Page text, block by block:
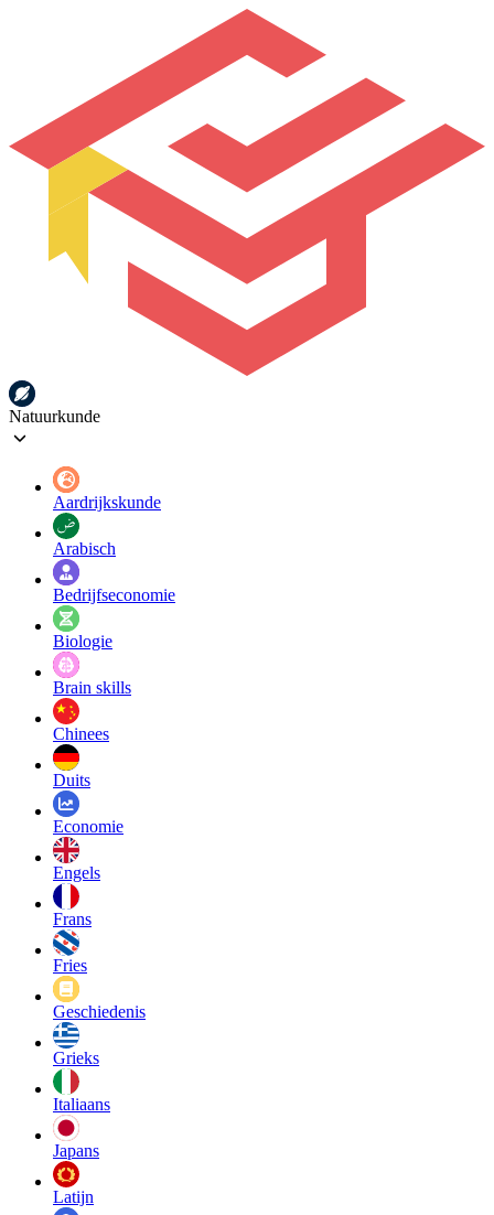
Natuurkunde
Aardrijkskunde
Arabisch
Bedrijfseconomie
Biologie
Brain skills
Chinees
Duits
Economie
Engels
Frans
Fries
Geschiedenis
Grieks
Italiaans
Japans
Latijn